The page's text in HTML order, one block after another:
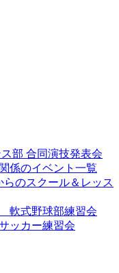
部 合同演技発表会
係のイベント一覧
らのスクール＆レッス
軟式野球部練習会
ッカー練習会